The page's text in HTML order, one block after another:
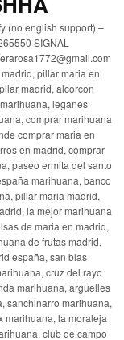
(no english support) –
SIGNAL
pillar maria en
madrid, alcorcon
leganes
comprar marihuana
comprar maria en
en madrid, comprar
paseo ermita del santo
marihuana, banco
pillar maria madrid,
la mejor marihuana
de maria en madrid,
de frutas madrid,
españa, san blas
cruz del rayo
marihuana, arguelles
sanchinarro marihuana,
marihuana, la moraleja
club de campo